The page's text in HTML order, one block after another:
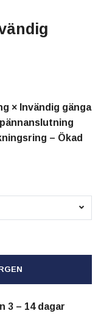
× Invändig gänga
– Ökad
3 – 14 dagar